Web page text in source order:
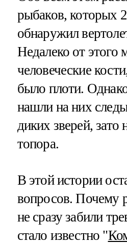
рыбаков, которых
обнаружил
Недалеко от этого
человеческие
было плоти.
нашли на них
диких зверей,
топора.
В этой истории
вопросов. Почему
не сразу забили
стало известно "